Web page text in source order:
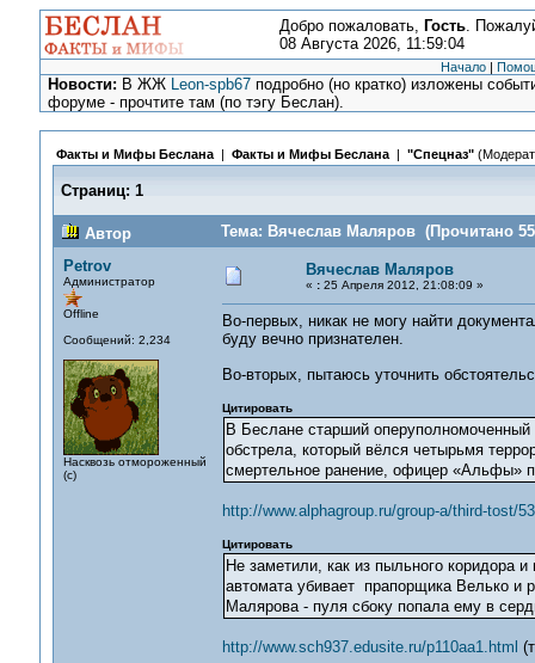
Добро пожаловать, Гость.
08 Августа 2026, 11:59:04
Начало |
Новости: В ЖЖ Leon-spb67 подробно (но кратко) изложены
форуме - прочтите там (по тэгу Беслан).
Факты и Мифы Беслана| Факты и Мифы Беслана| "Спецназ"
Страниц: 1
Автор
Тема: Вячеслав Маляров (Прочитано
Petrov
Администратор
Offline
Сообщений: 2,234
Насквозь отмороженный
(с)
Вячеслав Маляров
« :25 Апреля 2012, 21:08:09 »
Во-первых, никак не могу найти
буду вечно признателен.
Во-вторых, пытаюсь уточнить
Цитировать
В Беслане старший
обстрела, который вёлся четырьмя
смертельное ранение, офицер «Альфы»
http://www.alphagroup.ru/group-a/third-tost/53
Цитировать
Не заметили, как из пыльного коридора
автомата убивает прапорщика Велько и
Малярова - пуля сбоку попала ему в
http://www.sch937.edusite.ru/p110aa1.html